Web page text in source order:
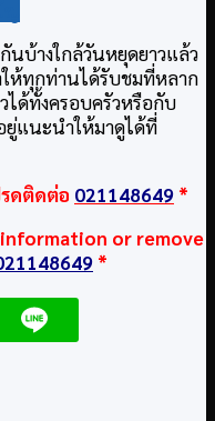
นบ้างใกล้วันหยุดยาวแล้ว
ให้ทุกท่านได้รับชมที่หลาก
ได้ทั้งครอบครัวหรือกับ
แนะนำให้มาดูได้ที่
ดติดต่อ 021148649 *
or remove
*